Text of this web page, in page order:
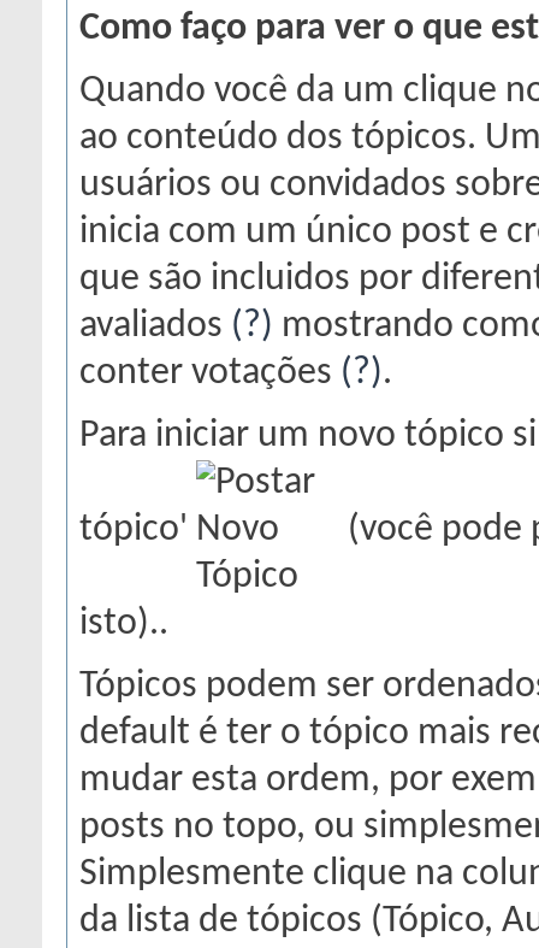
Como faço para ver o que
Quando você da um clique
ao conteúdo dos tópicos.
usuários ou convidados
inicia com um único post e
que são incluidos por
avaliados (?) mostrando
conter votações (?).
Para iniciar um novo tópico
tópico' (você pode
isto)..
Tópicos podem ser
default é ter o tópico mais
mudar esta ordem, por
posts no topo, ou
Simplesmente clique na
da lista de tópicos (Tópico,